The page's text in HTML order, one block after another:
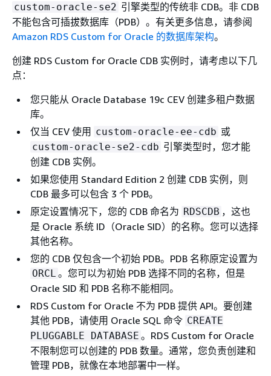
custom-oracle-se2 引擎类型的传统非 CDB。非 CDB
不能包含可插拔数据库（PDB）。有关更多信息，请参阅
Amazon RDS Custom for Oracle 的数据库架构。
创建 RDS Custom for Oracle CDB 实例时，请考虑以下几
点：
您只能从 Oracle Database 19c CEV 创建多租户数据
库。
仅当 CEV 使用 custom-oracle-ee-cdb 或
custom-oracle-se2-cdb 引擎类型时，您才能
创建 CDB 实例。
如果您使用 Standard Edition 2 创建 CDB 实例，则
CDB 最多可以包含 3 个 PDB。
原定设置情况下，您的 CDB 命名为 RDSCDB ，这也
是 Oracle 系统 ID（Oracle SID）的名称。您可以选择
其他名称。
您的 CDB 仅包含一个初始 PDB。PDB 名称原定设置为
ORCL 。您可以为初始 PDB 选择不同的名称，但是
Oracle SID 和 PDB 名称不能相同。
RDS Custom for Oracle 不为 PDB 提供 API。要创建
其他 PDB，请使用 Oracle SQL 命令 CREATE
PLUGGABLE DATABASE 。RDS Custom for Oracle
不限制您可以创建的 PDB 数量。通常，您负责创建和
管理 PDB，就像在本地部署中一样。